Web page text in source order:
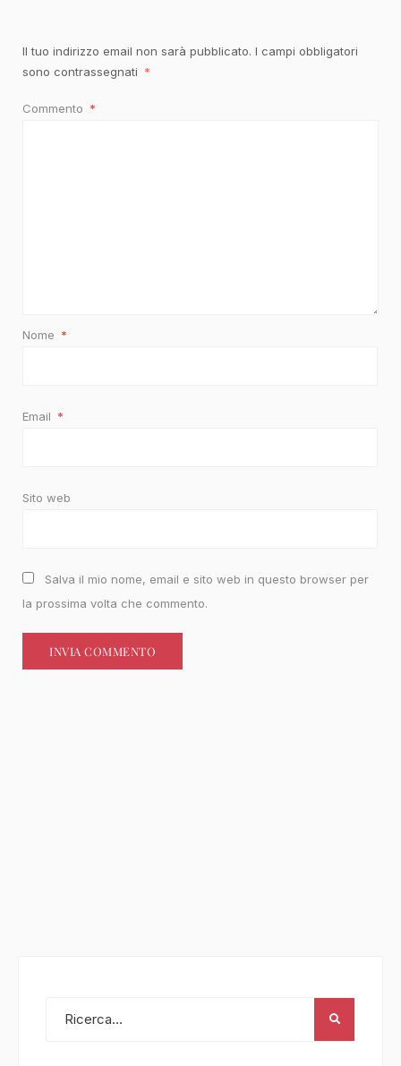
Il tuo indirizzo email non sarà pubblicato. I campi obbligatori
sono contrassegnati *
Commento *
Nome *
Email *
Sito web
Salva il mio nome, email e sito web in questo browser per
la prossima volta che commento.